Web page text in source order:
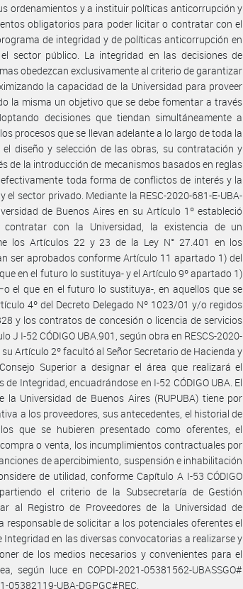
ordenamientos y a instituir políticas anticorrupción y
obligatorios para poder licitar o contratar con el
de integridad y de políticas anticorrupción en
sector público. La integridad en las decisiones de
obedezcan exclusivamente al criterio de garantizar
la capacidad de la Universidad para proveer
la misma un objetivo que se debe fomentar a través
decisiones que tiendan simultáneamente a
procesos que se llevan adelante a lo largo de toda la
diseño y selección de las obras, su contratación y
de la introducción de mecanismos basados en reglas
toda forma de conflictos de interés y la
sector privado. Mediante la RESC-2020-681-E-UBA-
de Buenos Aires en su Artículo 1º estableció
con la Universidad, la existencia de un
los Artículos 22 y 23 de la Ley N° 27.401 en los
ser aprobados conforme Artículo 11 apartado 1) del
en el futuro lo sustituya- y el Artículo 9º apartado 1)
el que en el futuro lo sustituya-, en aquellos que se
4º del Decreto Delegado Nº 1023/01 y/o regidos
y los contratos de concesión o licencia de servicios
J I-52 CÓDIGO UBA.901, según obra en RESCS-2020-
Artículo 2º facultó al Señor Secretario de Hacienda y
Superior a designar el área que realizará el
Integridad, encuadrándose en I-52 CÓDIGO UBA. El
la Universidad de Buenos Aires (RUPUBA) tiene por
a los proveedores, sus antecedentes, el historial de
que se hubieren presentado como oferentes, el
o venta, los incumplimientos contractuales por
de apercibimiento, suspensión e inhabilitación
de utilidad, conforme Capítulo A I-53 CÓDIGO
el criterio de la Subsecretaría de Gestión
al Registro de Proveedores de la Universidad de
responsable de solicitar a los potenciales oferentes el
en las diversas convocatorias a realizarse y
de los medios necesarios y convenientes para el
según luce en COPDI-2021-05381562-UBASSGO#
05382119-UBA-DGPGC#REC.